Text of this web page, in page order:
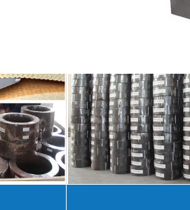
Matériel de